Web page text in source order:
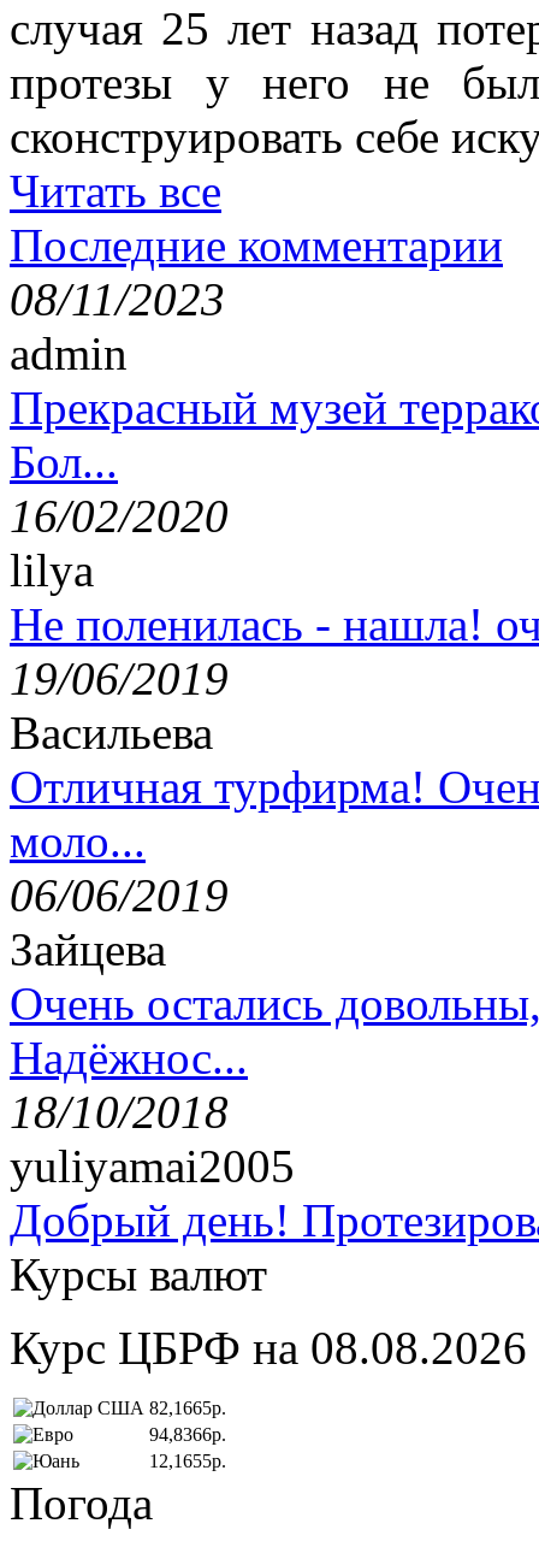
случая 25 лет назад
протезы у него не
сконструировать себе
Читать все
Последние комментарии
08/11/2023
admin
Прекрасный музей
Бол...
16/02/2020
lilya
Не поленилась - нашла!
19/06/2019
Васильева
Отличная турфирма!
моло...
06/06/2019
Зайцева
Очень остались
Надёжнос...
18/10/2018
yuliyamai2005
Добрый день!
Курсы валют
Курс ЦБРФ на 08.08.2026
82,1665р.
94,8366р.
12,1655р.
Погода